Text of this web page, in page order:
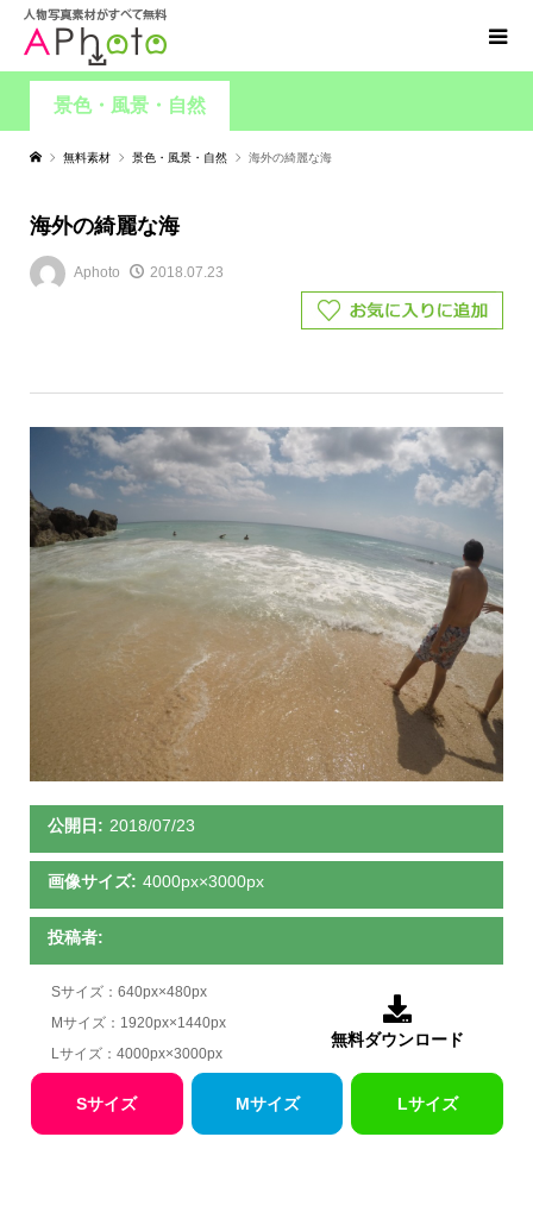
景色・風景・自然
無料素材 景色・風景・自然 海外の綺麗な海
海外の綺麗な海
Aphoto 2018.07.23
公開日: 2018/07/23
画像サイズ: 4000px×3000px
投稿者:
Sサイズ：640px×480px
Mサイズ：1920px×1440px
Lサイズ：4000px×3000px

無料ダウンロード
Sサイズ Mサイズ Lサイズ